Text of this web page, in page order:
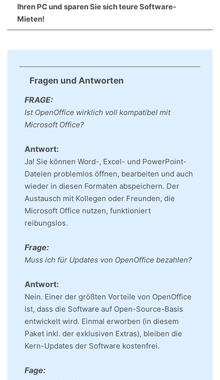
Ihren PC und sparen Sie sich teure Software-
Mieten!
Fragen und Antworten
FRAGE:
Ist OpenOffice wirklich voll kompatibel mit
Microsoft Office?
Antwort:
Ja! Sie können Word-, Excel- und PowerPoint-
Dateien problemlos öffnen, bearbeiten und auch
wieder in diesen Formaten abspeichern. Der
Austausch mit Kollegen oder Freunden, die
Microsoft Office nutzen, funktioniert
reibungslos.
Frage:
Muss ich für Updates von OpenOffice bezahlen?
Antwort:
Nein. Einer der größten Vorteile von OpenOffice
ist, dass die Software auf Open-Source-Basis
entwickelt wird. Einmal erworben (in diesem
Paket inkl. der exklusiven Extras), bleiben die
Kern-Updates der Software kostenfrei.
Fage: